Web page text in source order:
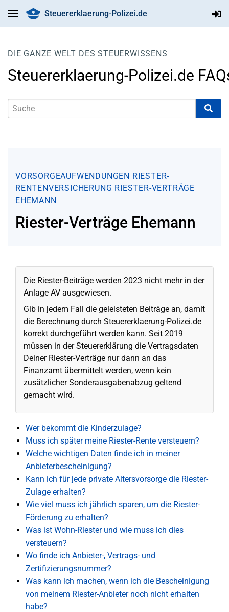
Steuererklaerung-Polizei.de
DIE GANZE WELT DES STEUERWISSENS
Steuererklaerung-Polizei.de
VORSORGEAUFWENDUNGEN RIESTER-
RENTENVERSICHERUNG RIESTER-VERTRÄGE
EHEMANN
Riester-Verträge Ehemann
Die Riester-Beiträge werden 2023 nicht mehr in der
Anlage AV ausgewiesen.
Gib in jedem Fall die geleisteten Beiträge an, damit
die Berechnung durch Steuererklaerung-Polizei.de
korrekt durchgeführt werden kann. Seit 2019
müssen in der Steuererklärung die Vertragsdaten
Deiner Riester-Verträge nur dann an das
Finanzamt übermittelt werden, wenn kein
zusätzlicher Sonderausgabenabzug geltend
gemacht wird.
Wer bekommt die Kinderzulage?
Muss ich später meine Riester-Rente versteuern?
Welche wichtigen Daten finde ich in meiner
Anbieterbescheinigung?
Kann ich für jede private Altersvorsorge die Riester-
Zulage erhalten?
Wie viel muss ich jährlich sparen, um die Riester-
Förderung zu erhalten?
Was ist Wohn-Riester und wie muss ich dies
versteuern?
Wo finde ich Anbieter-, Vertrags- und
Zertifizierungsnummer?
Was kann ich machen, wenn ich die Bescheinigung
von meinem Riester-Anbieter noch nicht erhalten
habe?